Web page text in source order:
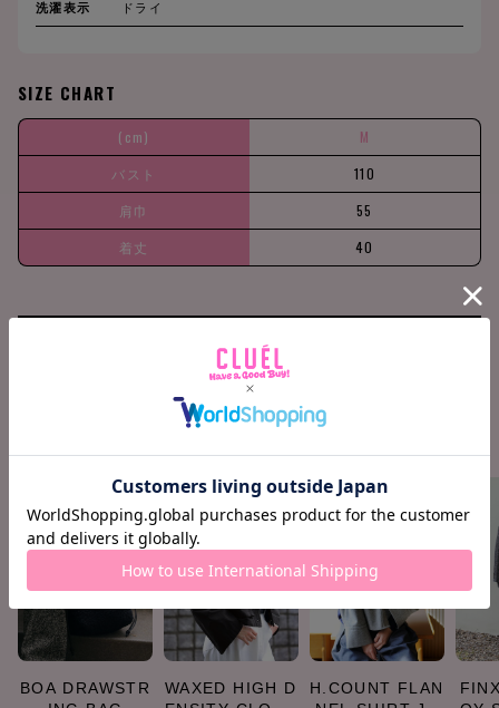
洗濯表示 ドライ
SIZE CHART
(cm)
M
バスト
110
肩巾
55
着丈
40
Waist -2cm
COORDINATE ITEMS
BOA DRAWSTR
WAXED HIGH D
H.COUNT FLAN